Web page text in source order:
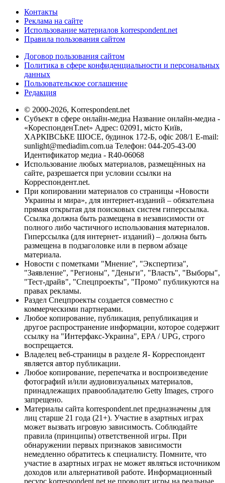
Контакты
Реклама на сайте
Использование материалов korrespondent.net
Правила пользования сайтом
Договор пользования сайтом
Политика в сфере конфиденциальности и персональных
данных
Пользовательское соглашение
Редакция
© 2000-2026, Korrespondent.net
Субъект в сфере онлайн-медиа Название онлайн-медиа -
«КореспонденТ.net» Адрес: 02091, місто Київ,
ХАРКІВСЬКЕ ШОСЕ, будинок 172-Б, офіс 208/1 E-mail:
sunlight@mediadim.com.ua Телефон: 044-205-43-00
Идентификатор медиа - R40-06068
Использование любых материалов, размещённых на
сайте, разрешается при условии ссылки на
Корреспондент.net.
При копировании материалов со страницы «Новости
Украины и мира», для интернет-изданий – обязательна
прямая открытая для поисковых систем гиперссылка.
Ссылка должна быть размещена в независимости от
полного либо частичного использования материалов.
Гиперссылка (для интернет- изданий) – должна быть
размещена в подзаголовке или в первом абзаце
материала.
Новости с пометками "Мнение", "Экспертиза",
"Заявление", "Регионы", "Деньги", "Власть", "Выборы",
"Тест-драйв", "Спецпроекты", "Промо" публикуются на
правах рекламы.
Раздел Спецпроекты создается совместно с
коммерческими партнерами.
Любое копирование, публикация, републикация и
другое распространение информации, которое содержит
ссылку на "Интерфакс-Украина", EPA / UPG, строго
воспрещается.
Владелец веб-страницы в разделе Я- Корреспондент
является автор публикации.
Любое копирование, перепечатка и воспроизведение
фотографий и/или аудиовизуальных материалов,
принадлежащих правообладателю Getty Images, строго
запрещено.
Материалы сайта korrespondent.net предназначены для
лиц старше 21 года (21+). Участие в азартных играх
может вызвать игровую зависимость. Соблюдайте
правила (принципы) ответственной игры. При
обнаружении первых признаков зависимости
немедленно обратитесь к специалисту. Помните, что
участие в азартных играх не может являться источником
доходов или альтернативой работе. Информационный